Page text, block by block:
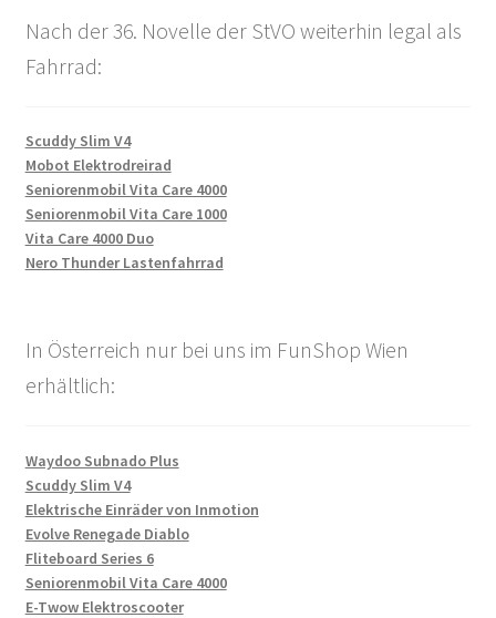
Nach der 36. Novelle der StVO weiterhin legal als
Fahrrad:
Scuddy Slim V4
Mobot Elektrodreirad
Seniorenmobil Vita Care 4000
Seniorenmobil Vita Care 1000
Vita Care 4000 Duo
Nero Thunder Lastenfahrrad
In Österreich nur bei uns im FunShop Wien
erhältlich:
Waydoo Subnado Plus
Scuddy Slim V4
Elektrische Einräder von Inmotion
Evolve Renegade Diablo
Fliteboard Series 6
Seniorenmobil Vita Care 4000
E-Twow Elektroscooter